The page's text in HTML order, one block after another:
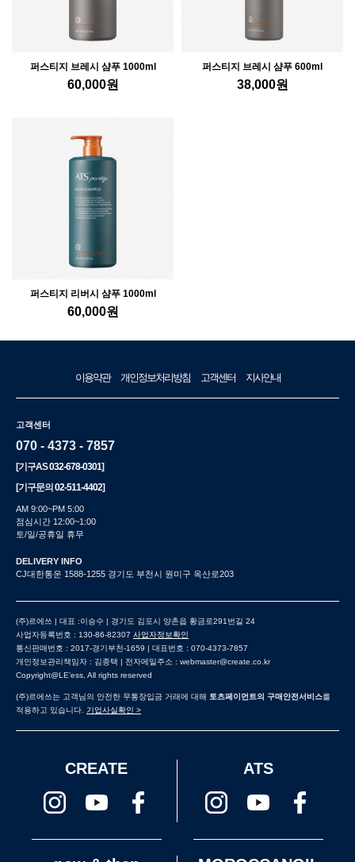
퍼스티지 브레시 샴푸 1000ml
60,000원
퍼스티지 브레시 샴푸 600ml
38,000원
퍼스티지 리버시 샴푸 1000ml
60,000원
이용약관 개인정보처리방침 고객센터 지사안내
고객센터
070 - 4373 - 7857
[기구AS032-678-0301]
[기구문의02-511-4402]
AM 9:00~PM 5:00
점심시간 12:00~1:00
토/일/공휴일 휴무
DELIVERY INFO
CJ대한통운 1588-1255 경기도 부천시 원미구 옥산로203
(주)르에쓰 | 대표 :이승수 | 경기도 김포시 양촌읍 황금로291번길 24
사업자등록번호 : 130-86-82307 사업자정보확인
통신판매번호 : 2017-경기부천-1659 | 대표번호 : 070-4373-7857
개인정보관리책임자 : 김종택 | 전자메일주소 : webmaster@create.co.kr
Copyright@LE'ess, All rights reserved
(주)르에쓰는 고객님의 안전한 무통장입금 거래에 대해 토츠페이먼트의 구매안전서비스를
적용하고 있습니다. 기업사실확인 >
CREATE ATS